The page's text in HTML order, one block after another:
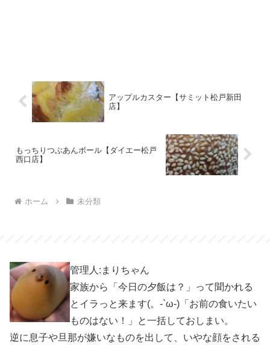
アップルカスター【サミット松戸新田
店】
もっちりつぶあんボール【ダイエー松戸
西口店】
ホーム 未分類
管理人:まりちゃん
家族から「今日の夕飯は？」って聞かれる
とイラっと来ます(。-`ω-)「お前の食いたい
ものはない！」と一括しておしまい。
逆に息子や旦那が嫌いなものを出して、いやな顔をされる